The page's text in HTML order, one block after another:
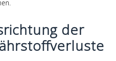
der